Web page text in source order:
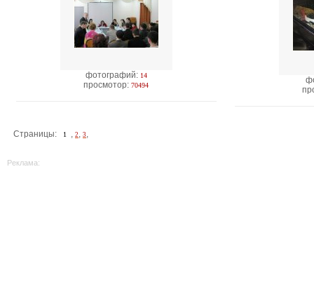
фотографий: 14
просмотор: 70494
Страницы: 1 , 2 , 3 ,
Реклама: